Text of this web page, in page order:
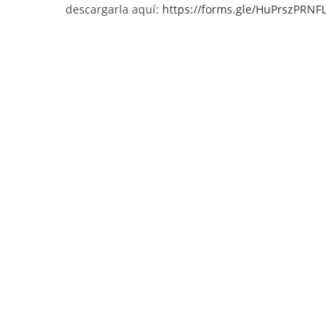
descargarla aquí: ⁠ https://forms.gle/